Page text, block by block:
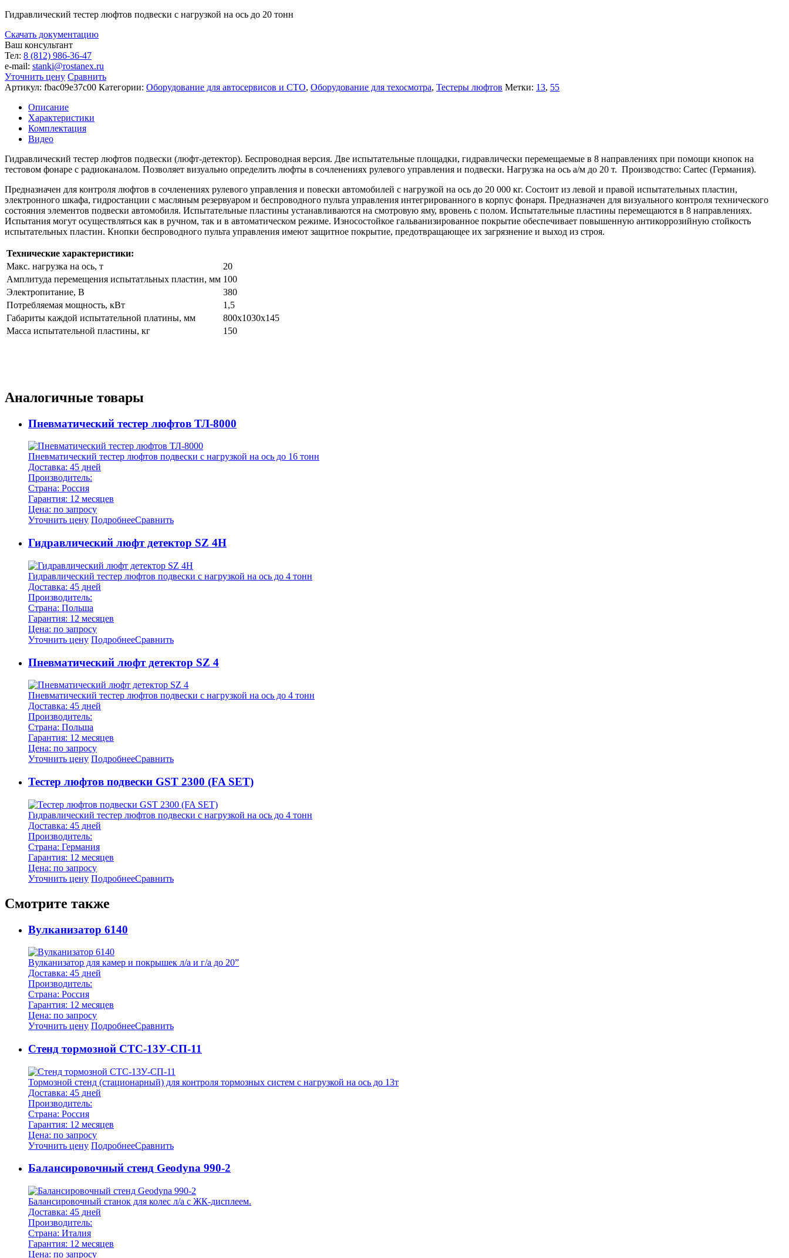
Гидравлический тестер люфтов подвески с нагрузкой на ось до 20 тонн
Скачать документацию
Ваш консультант
Тел: 8 (812) 986-36-47
e-mail: stanki@rostanex.ru
Уточнить цену Сравнить
Артикул: fbac09e37c00 Категории: Оборудование для автосервисов и СТО, Оборудование для техосмотра, Тестеры люфтов Метки: 13, 55
Описание
Характеристики
Комплектация
Видео
Гидравлический тестер люфтов подвески (люфт-детектор). Беспроводная версия. Две испытательные площадки, гидравлически перемещаемые в 8 направлениях при помощи кнопок на
тестовом фонаре с радиоканалом. Позволяет визуально определить люфты в сочленениях рулевого управления и подвески. Нагрузка на ось а/м до 20 т. Производство: Cartec (Германия).
Предназначен для контроля люфтов в сочленениях рулевого управления и повески автомобилей с нагрузкой на ось до 20 000 кг. Состоит из левой и правой испытательных пластин,
электронного шкафа, гидростанции с масляным резервуаром и беспроводного пульта управления интегрированного в корпус фонаря. Предназначен для визуального контроля технического
состояния элементов подвески автомобиля. Испытательные пластины устанавливаются на смотровую яму, вровень с полом. Испытательные пластины перемещаются в 8 направлениях.
Испытания могут осуществляться как в ручном, так и в автоматическом режиме. Износостойкое гальванизированное покрытие обеспечивает повышенную антикоррозийную стойкость
испытательных пластин. Кнопки беспроводного пульта управления имеют защитное покрытие, предотвращающее их загрязнение и выход из строя.
Технические характеристики:
Макс. нагрузка на ось, т
20
Амплитуда перемещения испытатльных пластин, мм 100
Электропитание, В
380
Потребляемая мощность, кВт
1,5
Габариты каждой испытательной платины, мм
800х1030х145
Масса испытательной пластины, кг
150
Аналогичные товары
Пневматический тестер люфтов ТЛ-8000
Пневматический тестер люфтов подвески с нагрузкой на ось до 16 тонн
Доставка: 45 дней
Производитель:
Страна: Россия
Гарантия: 12 месяцев
Цена: по запросу
Уточнить цену ПодробнееСравнить
Гидравлический люфт детектор SZ 4H
Гидравлический тестер люфтов подвески с нагрузкой на ось до 4 тонн
Доставка: 45 дней
Производитель:
Страна: Польша
Гарантия: 12 месяцев
Цена: по запросу
Уточнить цену ПодробнееСравнить
Пневматический люфт детектор SZ 4
Пневматический тестер люфтов подвески с нагрузкой на ось до 4 тонн
Доставка: 45 дней
Производитель:
Страна: Польша
Гарантия: 12 месяцев
Цена: по запросу
Уточнить цену ПодробнееСравнить
Тестер люфтов подвески GST 2300 (FA SET)
Гидравлический тестер люфтов подвески с нагрузкой на ось до 4 тонн
Доставка: 45 дней
Производитель:
Страна: Германия
Гарантия: 12 месяцев
Цена: по запросу
Уточнить цену ПодробнееСравнить
Смотрите также
Вулканизатор 6140
Вулканизатор для камер и покрышек л/а и г/а до 20”
Доставка: 45 дней
Производитель:
Страна: Россия
Гарантия: 12 месяцев
Цена: по запросу
Уточнить цену ПодробнееСравнить
Стенд тормозной СТС-13У-СП-11
Тормозной стенд (стационарный) для контроля тормозных систем с нагрузкой на ось до 13т
Доставка: 45 дней
Производитель:
Страна: Россия
Гарантия: 12 месяцев
Цена: по запросу
Уточнить цену ПодробнееСравнить
Балансировочный стенд Geodyna 990-2
Балансировочный станок для колес л/а с ЖК-дисплеем.
Доставка: 45 дней
Производитель:
Страна: Италия
Гарантия: 12 месяцев
Цена: по запросу